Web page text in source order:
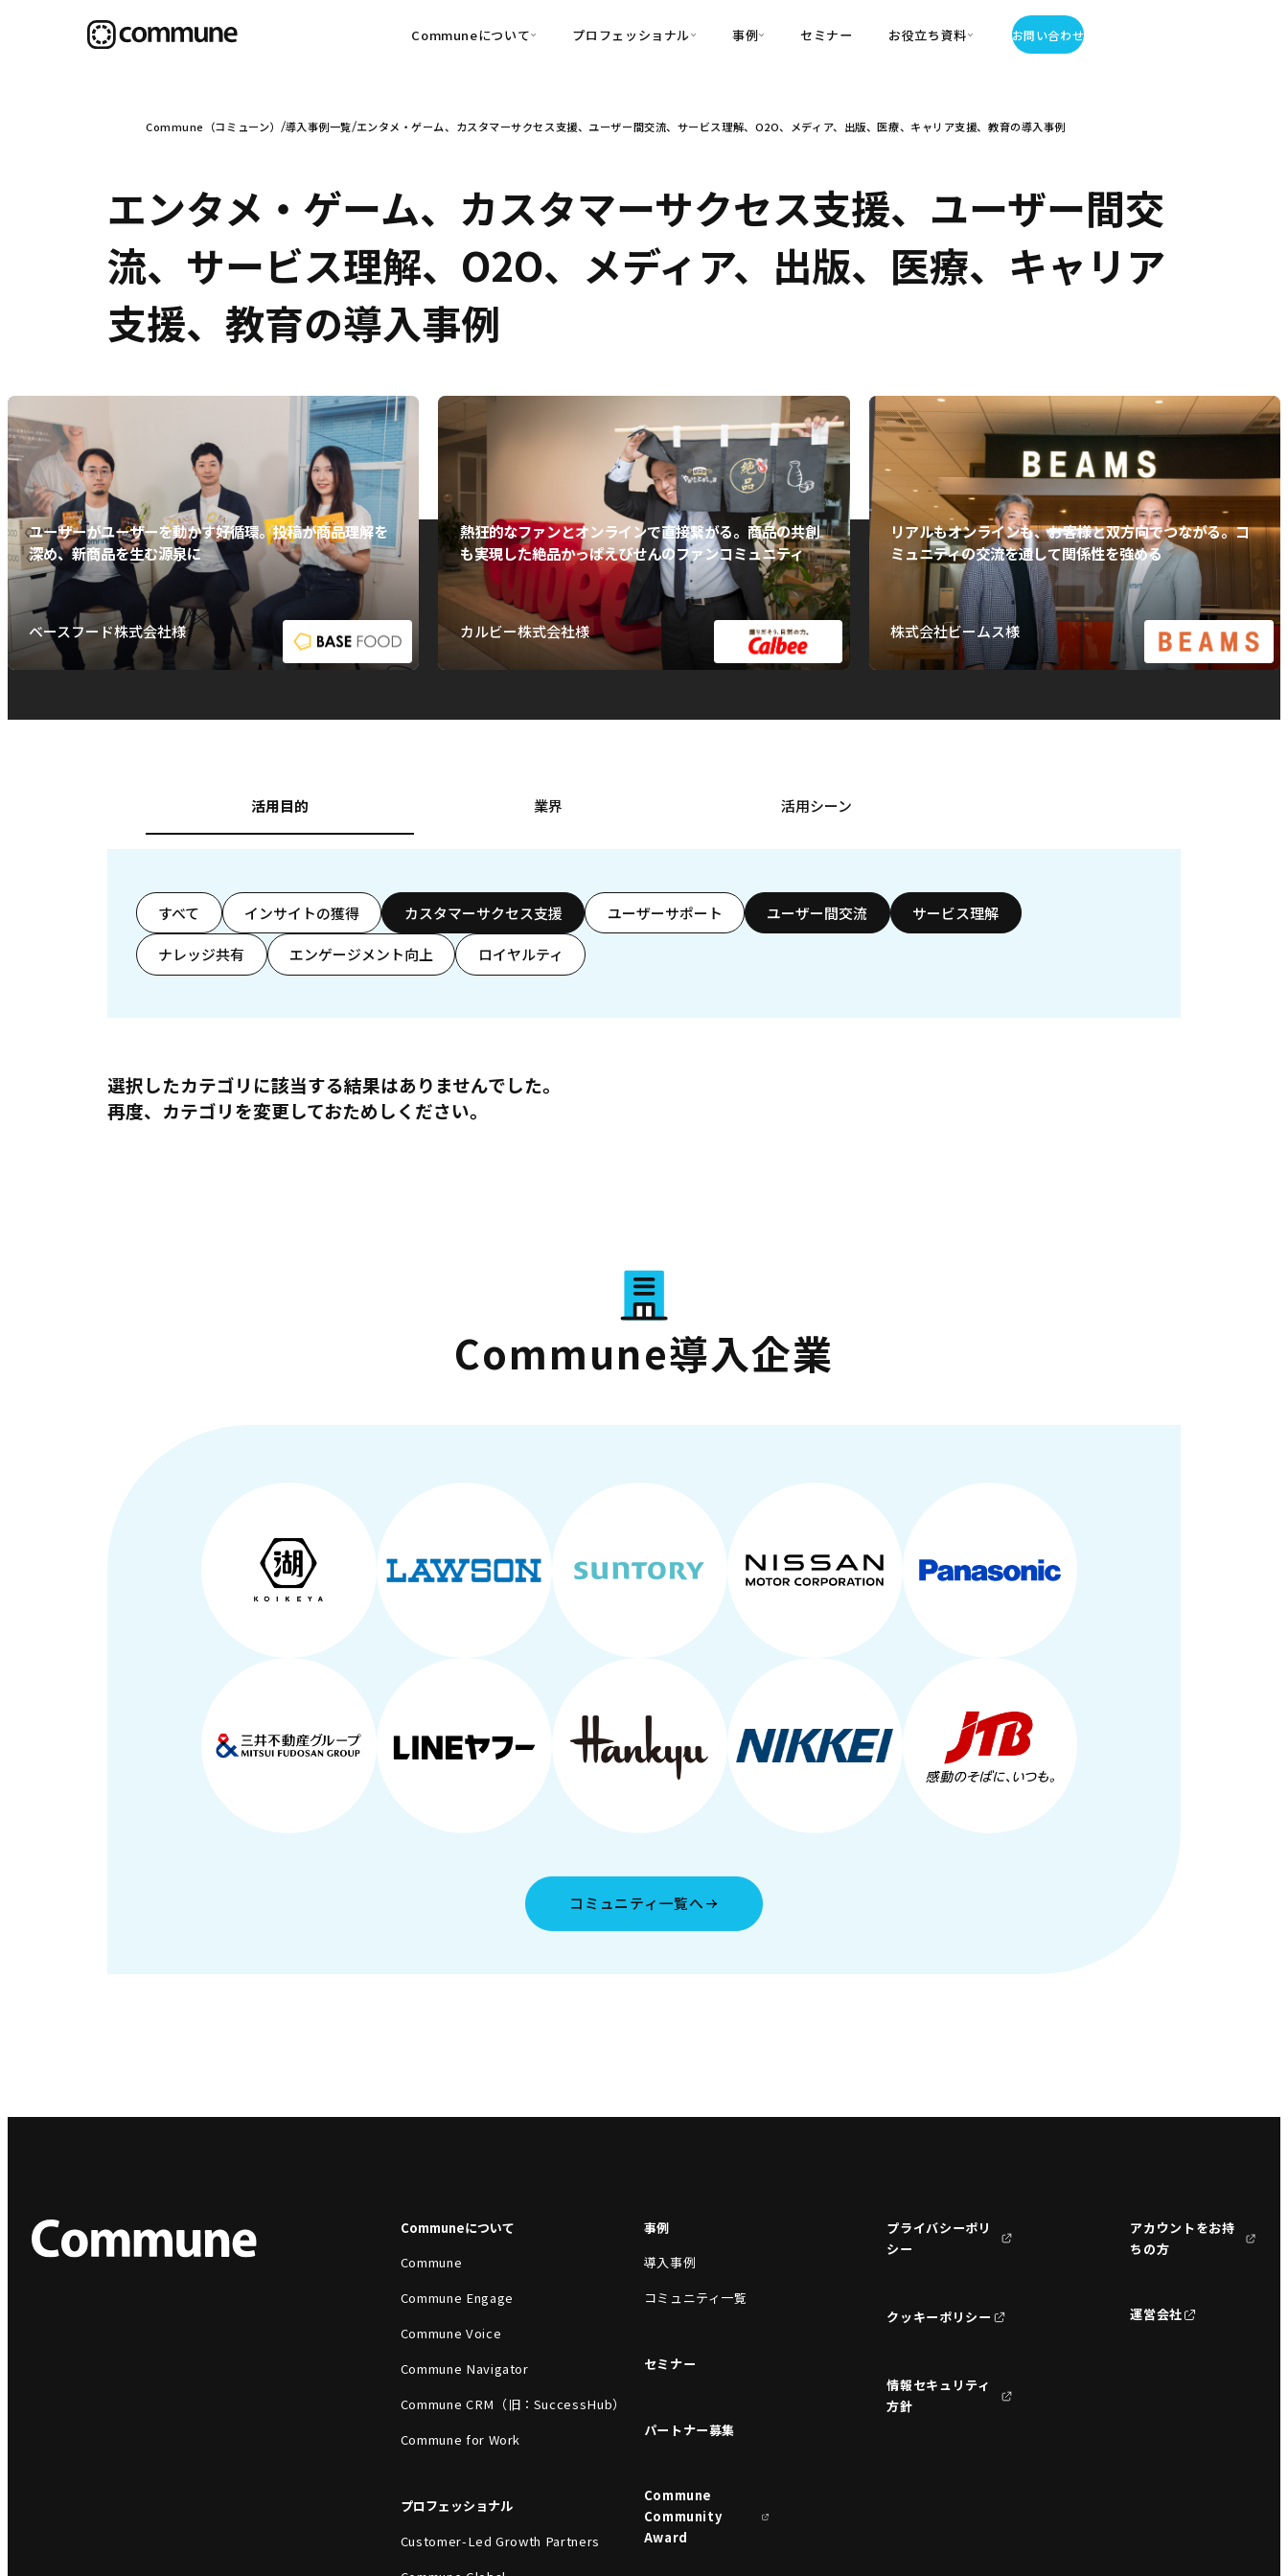
Communeについて
可視化
育成
・Commune Voice ・Commune Navigator
信頼を醸成する信頼起点経営基盤
・Commune CRM（旧：
SuccessHub）
社内コミュニケーションの変革を支援
・Commune for Work
プロフェッショナル
・Customer-Led Growth
事例
導入事例
セミナー お役立ち資料
・お役立ち資料
お問い合わせ
Commune（コミューン） 導入事例一覧 エンタメ・ゲーム、カスタマーサクセス支援、ユーザー間交流、サービス理解、O2O、メディア、出版、医療、キャリア支援、教育の導入事例
エンタメ・ゲーム、カスタマーサクセス支援、ユーザー間交
流、サービス理解、O2O、メディア、出版、医療、キャリア
支援、教育の導入事例
ユーザーがユーザーを動かす好循環。投稿が商品理解を
深め、新商品を生む源泉に
ベースフード株式会社様
熱狂的なファンとオンラインで直接繋がる。商品の共創
も実現した絶品かっぱえびせんのファンコミュニティ
カルビー株式会社様
リアルもオンラインも、お客様と双方向でつながる。コ
ミュニティの交流を通して関係性を強める
株式会社ビームス様
活用目的 業界 活用シーン
すべて インサイトの獲得 カスタマーサクセス支援 ユーザーサポート ユーザー間交流 サービス理解
ナレッジ共有 エンゲージメント向上 ロイヤルティ
選択したカテゴリに該当する結果はありませんでした。
再度、カテゴリを変更しておためしください。
Commune導入企業
コミュニティ一覧へ
Communeについて
Commune
Commune Engage
Commune Voice
Commune Navigator
Commune CRM（旧：SuccessHub）
Commune for Work
プロフェッショナル
Customer-Led Growth Partners
事例
導入事例
コミュニティ一覧
セミナー
パートナー募集
Commune
Community
Award
プライバシーポリ
シー
クッキーポリシー
情報セキュリティ
方針
アカウントをお持
ちの方
運営会社